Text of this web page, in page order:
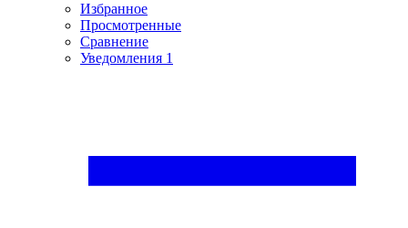
Избранное
Просмотренные
Сравнение
Уведомления 1